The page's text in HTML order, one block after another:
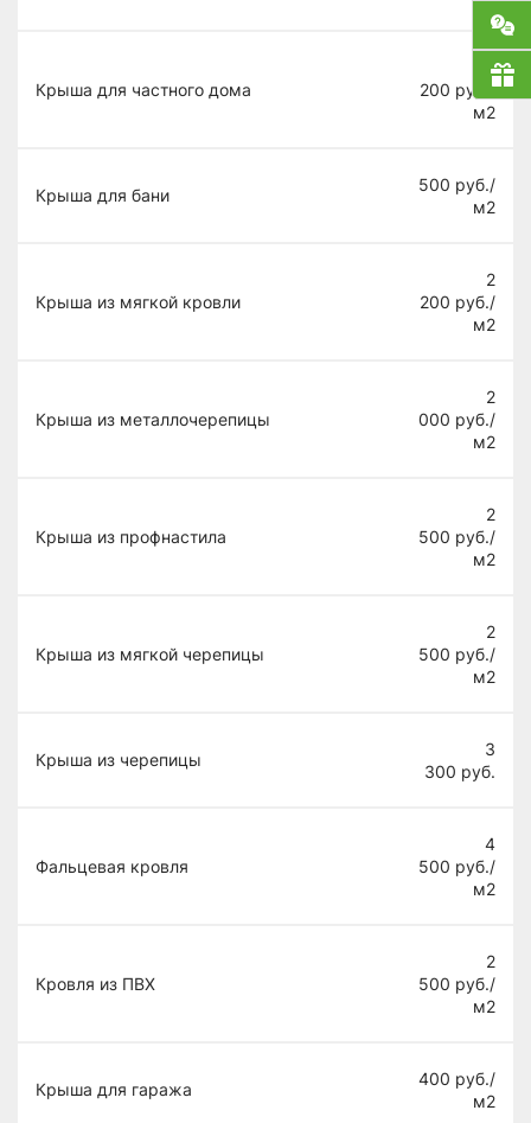
Крыша для частного дома
2
200 руб./
м2
Крыша для бани
500 руб./
м2
Крыша из мягкой кровли
2
200 руб./
м2
Крыша из металлочерепицы
2
000 руб./
м2
Крыша из профнастила
2
500 руб./
м2
Крыша из мягкой черепицы
2
500 руб./
м2
Крыша из черепицы
3
300 руб.
Фальцевая кровля
4
500 руб./
м2
Кровля из ПВХ
2
500 руб./
м2
Крыша для гаража
400 руб./
м2